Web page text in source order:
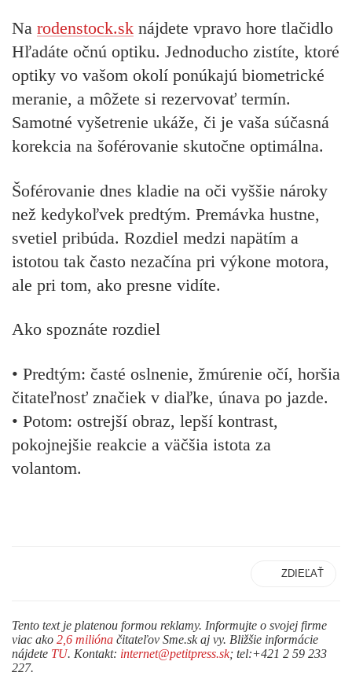
Na rodenstock.sk nájdete vpravo hore tlačidlo
Hľadáte očnú optiku. Jednoducho zistíte, ktoré
optiky vo vašom okolí ponúkajú biometrické
meranie, a môžete si rezervovať termín.
Samotné vyšetrenie ukáže, či je vaša súčasná
korekcia na šoférovanie skutočne optimálna.
Šoférovanie dnes kladie na oči vyššie nároky
než kedykoľvek predtým. Premávka hustne,
svetiel pribúda. Rozdiel medzi napätím a
istotou tak často nezačína pri výkone motora,
ale pri tom, ako presne vidíte.
Ako spoznáte rozdiel
• Predtým: časté oslnenie, žmúrenie očí, horšia
čitateľnosť značiek v diaľke, únava po jazde.
• Potom: ostrejší obraz, lepší kontrast,
pokojnejšie reakcie a väčšia istota za
volantom.
ZDIEĽAŤ
Tento text je platenou formou reklamy. Informujte o svojej firme
viac ako 2,6 milióna čitateľov Sme.sk aj vy. Bližšie informácie
nájdete TU. Kontakt: internet@petitpress.sk; tel:+421 2 59 233
227.